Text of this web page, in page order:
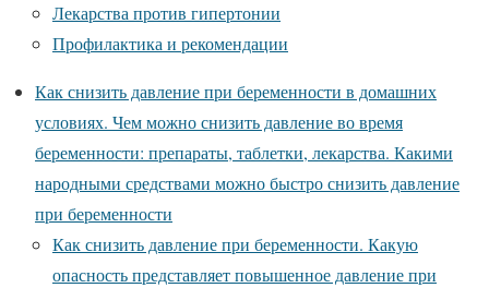
Лекарства против гипертонии
Профилактика и рекомендации
Как снизить давление при беременности в домашних
условиях. Чем можно снизить давление во время
беременности: препараты, таблетки, лекарства. Какими
народными средствами можно быстро снизить давление
при беременности
Как снизить давление при беременности. Какую
опасность представляет повышенное давление при